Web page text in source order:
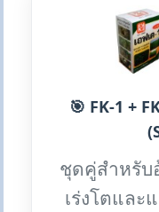
🎯 FK-1 +
ชุดคู่สำหรับ
เร่งโตและ